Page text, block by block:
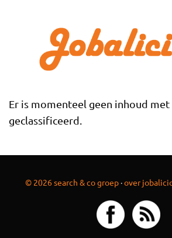
Er is momenteel geen inhoud
geclassificeerd.
© 2026 search & co groep ·over